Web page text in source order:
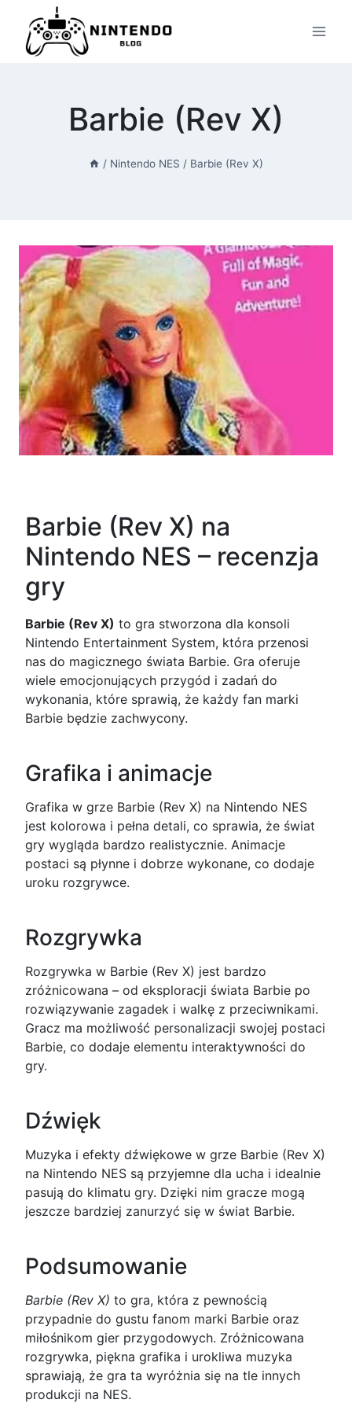
Przeskocz
treści
Barbie (Rev X)
/ Nintendo NES / Barbie (Rev X)
Barbie (Rev X) na
Nintendo NES – recenzja
gry
Barbie (Rev X) to gra stworzona dla konsoli
Nintendo Entertainment System, która przenosi
nas do magicznego świata Barbie. Gra oferuje
wiele emocjonujących przygód i zadań do
wykonania, które sprawią, że każdy fan marki
Barbie będzie zachwycony.
Grafika i animacje
Grafika w grze Barbie (Rev X) na Nintendo NES
jest kolorowa i pełna detali, co sprawia, że świat
gry wygląda bardzo realistycznie. Animacje
postaci są płynne i dobrze wykonane, co dodaje
uroku rozgrywce.
Rozgrywka
Rozgrywka w Barbie (Rev X) jest bardzo
zróżnicowana – od eksploracji świata Barbie po
rozwiązywanie zagadek i walkę z przeciwnikami.
Gracz ma możliwość personalizacji swojej postaci
Barbie, co dodaje elementu interaktywności do
gry.
Dźwięk
Muzyka i efekty dźwiękowe w grze Barbie (Rev X)
na Nintendo NES są przyjemne dla ucha i idealnie
pasują do klimatu gry. Dzięki nim gracze mogą
jeszcze bardziej zanurzyć się w świat Barbie.
Podsumowanie
Barbie (Rev X) to gra, która z pewnością
przypadnie do gustu fanom marki Barbie oraz
miłośnikom gier przygodowych. Zróżnicowana
rozgrywka, piękna grafika i urokliwa muzyka
sprawiają, że gra ta wyróżnia się na tle innych
produkcji na NES.